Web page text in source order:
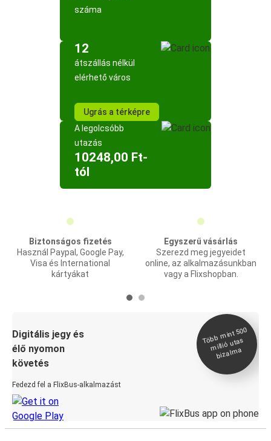
száma
12
átszállás nélkül
elérhető város
Ugrás a térképre
A legolcsóbb
utazás
10248,00 Ft-
tól
Biztonságos fizetés
Használ Paypal, Google Pay,
Visa és International
kártyákat
Egyszerű vásárlás
Szerezd meg jegyeidet
online, az alkalmazásunkban
vagy a Flixshopban.
Digitális jegy és
élő nyomon
követés
Fedezd fel a FlixBus-alkalmazást
Több
mint 500
millió utas
bizal
ma